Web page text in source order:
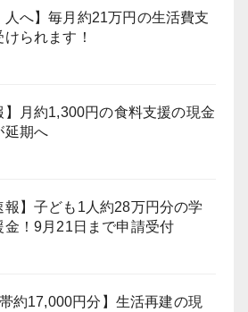
人へ】毎月約21万円の生活費支
られます！
】月約1,300円の食料支援の現金
延期へ
報】子ども1人約28万円分の学
金！9月21日まで申請受付
帯約17,000円分】生活再建の現